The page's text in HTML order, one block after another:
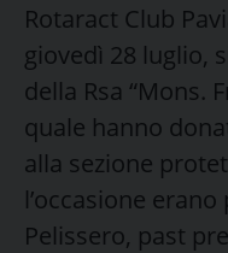
Rotaract Club
giovedì 28 luglio,
della Rsa “Mons.
quale hanno
alla sezione
l’occasione
Pelissero, past